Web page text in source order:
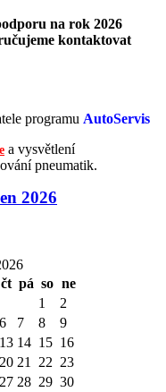
na rok 2026
kontaktovat
programu AutoServis
a vysvětlení
pneumatik.
2026
čt pá so ne
1
2
6 7 8
9
13 14 15 16
20 21 22 23
27 28 29 30